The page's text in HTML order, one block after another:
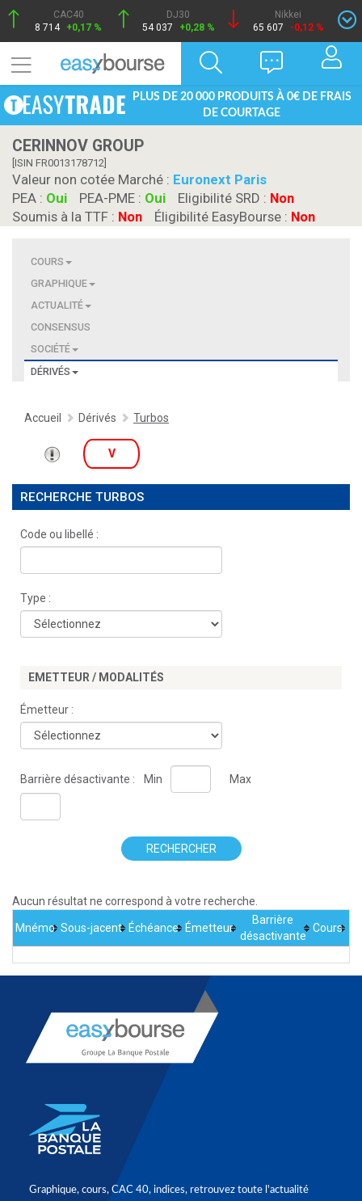
CAC40
8 714 +0,17 %
DJ30
54 037
+0,28 %
Nikkei
65 607
-0,12 %
PLUS DE 20 000 PRODUITS À 0€ DE FRAIS
DE COURTAGE
CERINNOV GROUP
[ISIN FR0013178712]
Valeur non cotée Marché : Euronext Paris
PEA : Oui PEA-PME : Oui Eligibilité SRD : Non
Soumis à la TTF : Non Éligibilité EasyBourse : Non
COURS
GRAPHIQUE
ACTUALITÉ
CONSENSUS
SOCIÉTÉ
DÉRIVÉS
Accueil Dérivés Turbos
V
RECHERCHE TURBOS
Code ou libellé :
Type :
EMETTEUR / MODALITÉS
Émetteur :
Barrière désactivante : Min Max
RECHERCHER
Aucun résultat ne correspond à votre recherche.
Mnémo Sous-jacent Échéance Émetteur
Barrière
désactivante
Cours
Graphique, cours, CAC 40, indices, retrouvez toute l'actualité